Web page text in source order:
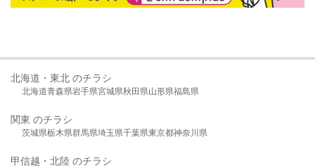
北海道・東北 のチラシ
北海道青森県岩手県宮城県秋田県山形県福島県
関東 のチラシ
茨城県栃木県群馬県埼玉県千葉県東京都神奈川県
甲信越・北陸 のチラシ